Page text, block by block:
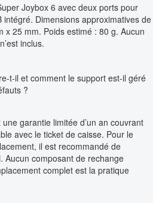
Joybox 6 avec deux ports pour
intégré. Dimensions approximatives de
x 25 mm. Poids estimé : 80 g. Aucun
inclus.
t-il et comment le support est-il géré
?
garantie limitée d’un an couvrant
avec le ticket de caisse. Pour le
il est recommandé de
Aucun composant de rechange
complet est la pratique